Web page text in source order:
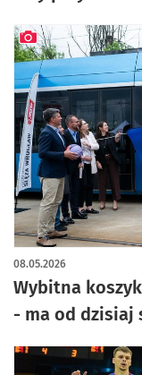
Wybitna
- ma od dzisiaj
08.05.2026
artykuł z galerią